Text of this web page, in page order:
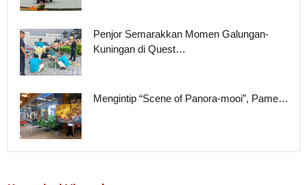
Penjor Semarakkan Momen Galungan-
Kuningan di Quest…
Mengintip “Scene of Panora-mooi”, Pame…